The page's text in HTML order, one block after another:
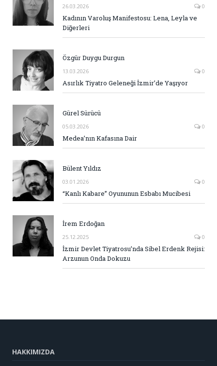
26.03.2026 0
Kadının Varoluş Manifestosu: Lena, Leyla ve
Diğerleri
Özgür Duygu Durgun
13.03.2026 0
Asırlık Tiyatro Geleneği İzmir’de Yaşıyor
Gürel Sürücü
05.03.2026 0
Medea’nın Kafasına Dair
Bülent Yıldız
03.01.2026 0
“Kanlı Kabare” Oyununun Esbabı Mucibesi
İrem Erdoğan
25.12.2025 0
İzmir Devlet Tiyatrosu’nda Sibel Erdenk Rejisi:
Arzunun Onda Dokuzu
HAKKIMIZDA